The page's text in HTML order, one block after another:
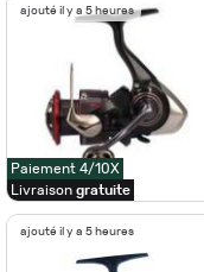
ajouté il y a 5 heures
Paiement 4/10X
Livraison gratuite
ajouté il y a 5 heures